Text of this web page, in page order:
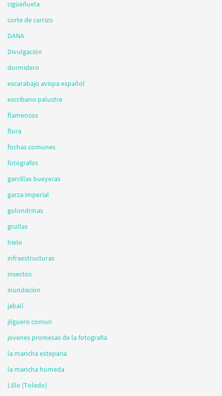
cigüeñuela
corte de carrizo
DANA
Divulgación
dormidero
escarabajo avispa español
escribano palustre
flamencos
flora
fochas comunes
fotógrafos
garcillas bueyeras
garza imperial
golondrinas
grullas
hielo
infraestructuras
insectos
inundación
jabalí
jilguero comun
jovenes promesas de la fotografia
la mancha esteparia
la mancha humeda
Lillo (Toledo)